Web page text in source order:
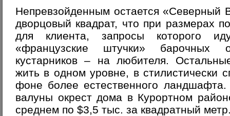
Непревзойденным остается «Северный
дворцовый квадрат, что при размерах
для клиента, запросы которого
«французские штучки» барочных
кустарников – на любителя.
жить в одном уровне, в стилистически
фоне более естественного
валуны окрест дома в Курортном
среднем по $3,5 тыс. за квадратный